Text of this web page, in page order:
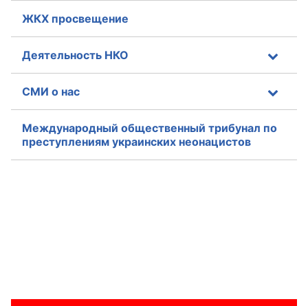
ЖКХ просвещение
Деятельность НКО
СМИ о нас
Международный общественный трибунал по
преступлениям украинских неонацистов